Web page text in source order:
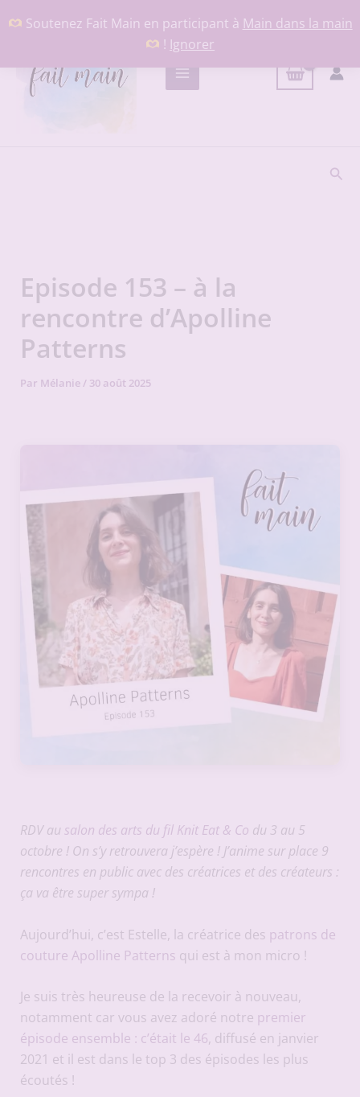
Soutenez Fait Main en participant à Main dans la main
! Ignorer
au
Episode 153 – à la
rencontre d’Apolline
Patterns
Par Mélanie/ 30 août 2025
RDV au salon des arts du fil Knit Eat & Co du 3 au 5
octobre ! On s’y retrouvera j’espère ! J’anime sur place 9
rencontres en public avec des créatrices et des créateurs :
ça va être super sympa !
Aujourd’hui, c’est Estelle, la créatrice des patrons de
couture Apolline Patterns qui est à mon micro !
Je suis très heureuse de la recevoir à nouveau,
notamment car vous avez adoré notre premier
épisode ensemble : c’était le 46, diffusé en janvier
2021 et il est dans le top 3 des épisodes les plus
écoutés !